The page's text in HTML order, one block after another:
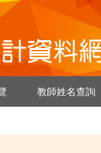
教師姓名查詢